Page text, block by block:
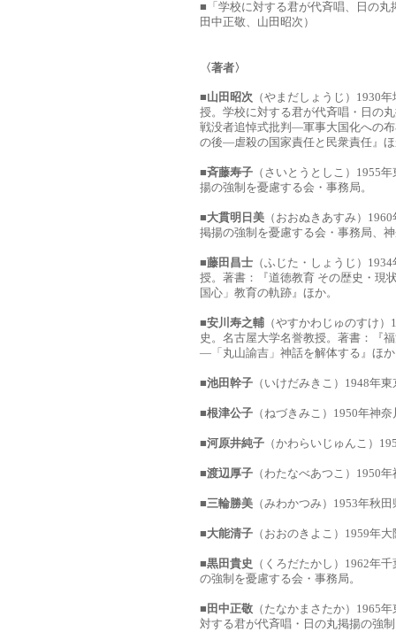
■「学校に対する君が代斉唱、日の
田中正敬、山田昭次）
〈著者〉
■山田昭次（やまだしょうじ）1930
授。学校に対する君が代斉唱・日の
戦没者追悼式批判―軍事大国化への
の後―虐殺の国家責任と民衆責任』
■斉藤寿子（さいとうとしこ）1955
揚の強制を憂慮する会・事務局。
■大貫明日美（おおぬきあすみ）
掲揚の強制を憂慮する会・事務局、
■藤田昌士（ふじた・しょうじ）
授。著書：『道徳教育 その歴史・
国心」教育の軌跡』ほか。
■安川寿之輔（やすかわじゅのすけ）
史。名古屋大学名誉教授。著書：『
―「丸山諭吉」神話を解体する』ほ
■池田幹子（いけだみきこ）1948年
■根津公子（ねづきみこ）1950年神
■河原井純子（かわらいじゅんこ）
■渡辺厚子（わたなべあつこ）1950
■三輪勝美（みわかつみ）1953年秋
■大能清子（おおのきよこ）1959年
■黒田貴史 （くろだたかし）1962年
の強制を憂慮する会・事務局。
■ 田中正敬（たなかまさたか）1965
対する君が代斉唱・日の丸掲揚の強